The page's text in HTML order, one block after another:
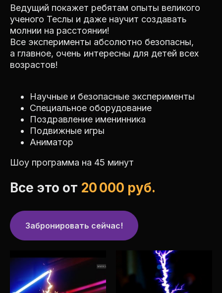
Ведущий покажет ребятам опыты великого
ученого Теслы и даже научит создавать
молнии на расстоянии!
Все эксперименты абсолютно безопасны,
а главное, очень интересны для детей всех
возрастов!
Научные и безопасные эксперименты
Специальное оборудование
Поздравление именинника
Подвижные игры
Аниматор
Шоу программа на 45 минут
Все это от 20 000 руб.
Забронировать сейчас!